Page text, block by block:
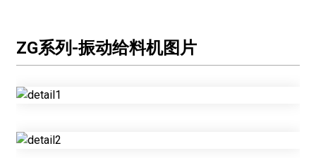
ZG系列-振动给料机图片